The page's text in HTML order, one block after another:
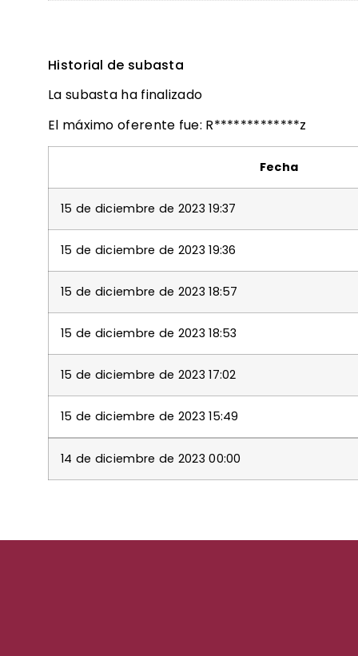
Historial de subasta
La subasta ha finalizado
El máximo oferente fue: R*************z
Fecha
15 de diciembre de 2023 19:37
15 de diciembre de 2023 19:36
15 de diciembre de 2023 18:57
15 de diciembre de 2023 18:53
15 de diciembre de 2023 17:02
15 de diciembre de 2023 15:49
14 de diciembre de 2023 00:00